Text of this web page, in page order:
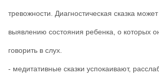
тревожности. Диагностическая сказка
выявлению состояния ребенка, о которых
говорить в слух.
- медитативные сказки успокаивают,